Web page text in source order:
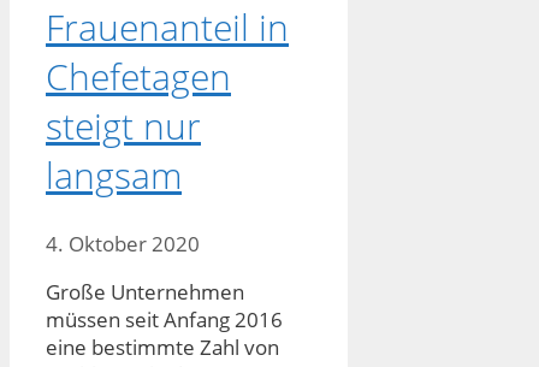
Frauenanteil in
Chefetagen
steigt nur
langsam
4. Oktober 2020
Große Unternehmen
müssen seit Anfang 2016
eine bestimmte Zahl von